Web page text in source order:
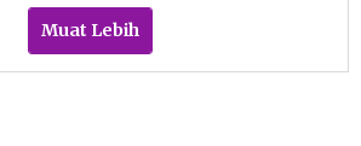
Muat Lebih